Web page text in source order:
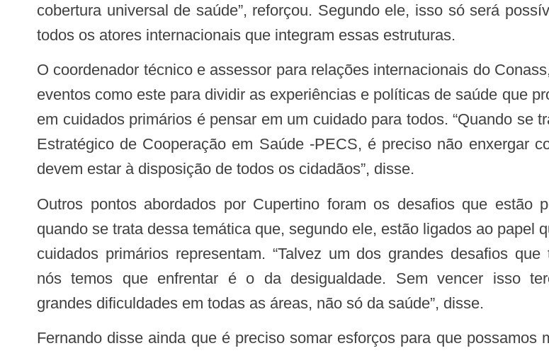
cobertura universal de saúde”, reforçou. Segundo ele, isso só será
todos os atores internacionais que integram essas estruturas.
O coordenador técnico e assessor para relações internacionais do Conass, Fernando Cupertino, ressaltou a importância de criar
eventos como este para dividir as experiências e políticas de saúde que
em cuidados primários é pensar em um cuidado para todos. “Quando se
Estratégico de Cooperação em Saúde -PECS, é preciso não enxergar
devem estar à disposição de todos os cidadãos”, disse.
Outros pontos abordados por Cupertino foram os desafios que estão postos
quando se trata dessa temática que, segundo ele, estão ligados ao papel
cuidados primários representam. “Talvez um dos grandes desafios que
nós temos que enfrentar é o da desigualdade. Sem vencer isso
grandes dificuldades em todas as áreas, não só da saúde”, disse.
Fernando disse ainda que é preciso somar esforços para que possamos mudar